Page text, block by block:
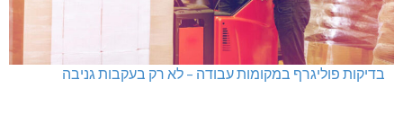
בדיקות פוליגרף במקומות עבודה – לא רק בעקבות גניבה